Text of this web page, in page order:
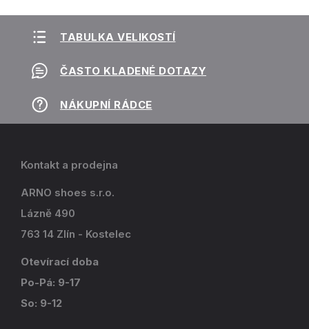
TABULKA VELIKOSTÍ
ČASTO KLADENÉ DOTAZY
NÁKUPNÍ RÁDCE
Kontakt a prodejna
ARNO shoes s.r.o.
Lázně 490
763 14 Zlín - Kostelec
Otevírací doba
Po-Pá: 9-17
So: 9-12